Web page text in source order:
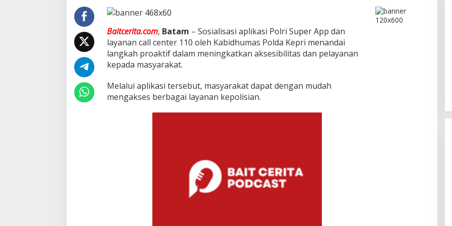
a
n
a
n
g
i
M
a
k
a
t
Baitcerita.com, Batam – Sosialisasi aplikasi Polri Super App dan
layanan call center 110 oleh Kabidhumas Polda Kepri menandai
langkah proaktif dalam meningkatkan aksesibilitas dan pelayanan
kepada masyarakat.
Melalui aplikasi tersebut, masyarakat dapat dengan mudah
mengakses berbagai layanan kepolisian.
Bukan Unsur Pidana, Kasus Anak
Kepolisian, Kepulauan Riau, Kriminal
6, 2026